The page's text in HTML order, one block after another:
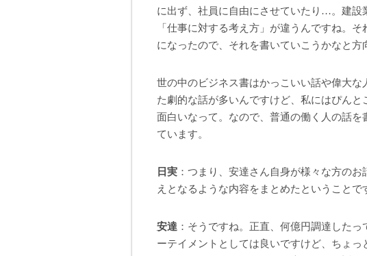
に出ず、社員に自由にさせていたり…。建設
「仕事に対する考え方」が違うんですね。
になったので、それを書いていこうかなと方
世の中のビジネス書はかっこいい話や偉大
た劇的な話が多いんですけど、私にはぴん
面白いなって。なので、普通の働く人の話
ています。
日実 ：つまり、安達さん自身が様々な方の
えとなるような内容をまとめたということで
安達 ：そうですね。正直、何億円調達した
ーテイメントとしては良いですけど、ちょ